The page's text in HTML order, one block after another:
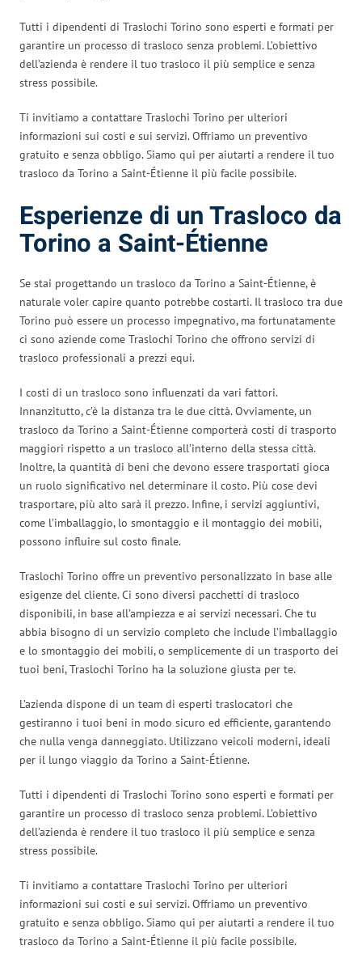
Tutti i dipendenti di Traslochi Torino sono esperti e formati per
garantire un processo di trasloco senza problemi. L’obiettivo
dell’azienda è rendere il tuo trasloco il più semplice e senza
stress possibile.
Ti invitiamo a contattare Traslochi Torino per ulteriori
informazioni sui costi e sui servizi. Offriamo un preventivo
gratuito e senza obbligo. Siamo qui per aiutarti a rendere il tuo
trasloco da Torino a Saint-Étienne il più facile possibile.
Esperienze di un Trasloco da
Torino a Saint-Étienne
Se stai progettando un trasloco da Torino a Saint-Étienne, è
naturale voler capire quanto potrebbe costarti. Il trasloco tra due
Torino può essere un processo impegnativo, ma fortunatamente
ci sono aziende come Traslochi Torino che offrono servizi di
trasloco professionali a prezzi equi.
I costi di un trasloco sono influenzati da vari fattori.
Innanzitutto, c’è la distanza tra le due città. Ovviamente, un
trasloco da Torino a Saint-Étienne comporterà costi di trasporto
maggiori rispetto a un trasloco all’interno della stessa città.
Inoltre, la quantità di beni che devono essere trasportati gioca
un ruolo significativo nel determinare il costo. Più cose devi
trasportare, più alto sarà il prezzo. Infine, i servizi aggiuntivi,
come l’imballaggio, lo smontaggio e il montaggio dei mobili,
possono influire sul costo finale.
Traslochi Torino offre un preventivo personalizzato in base alle
esigenze del cliente. Ci sono diversi pacchetti di trasloco
disponibili, in base all’ampiezza e ai servizi necessari. Che tu
abbia bisogno di un servizio completo che include l’imballaggio
e lo smontaggio dei mobili, o semplicemente di un trasporto dei
tuoi beni, Traslochi Torino ha la soluzione giusta per te.
L’azienda dispone di un team di esperti traslocatori che
gestiranno i tuoi beni in modo sicuro ed efficiente, garantendo
che nulla venga danneggiato. Utilizzano veicoli moderni, ideali
per il lungo viaggio da Torino a Saint-Étienne.
Tutti i dipendenti di Traslochi Torino sono esperti e formati per
garantire un processo di trasloco senza problemi. L’obiettivo
dell’azienda è rendere il tuo trasloco il più semplice e senza
stress possibile.
Ti invitiamo a contattare Traslochi Torino per ulteriori
informazioni sui costi e sui servizi. Offriamo un preventivo
gratuito e senza obbligo. Siamo qui per aiutarti a rendere il tuo
trasloco da Torino a Saint-Étienne il più facile possibile.